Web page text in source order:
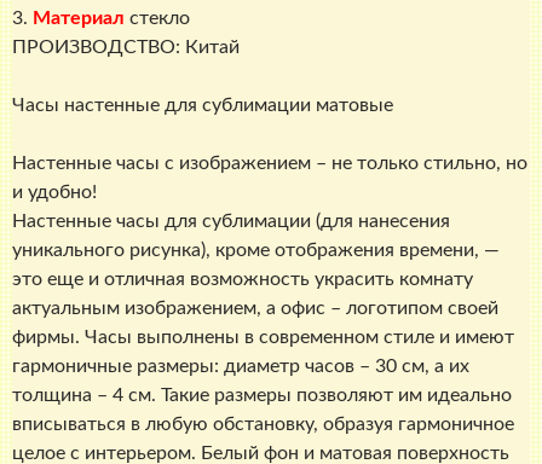
3. Материал стекло
ПРОИЗВОДСТВО: Китай
Часы настенные для сублимации матовые
Настенные часы с изображением – не только стильно, но
и удобно!
Настенные часы для сублимации (для нанесения
уникального рисунка), кроме отображения времени, —
это еще и отличная возможность украсить комнату
актуальным изображением, а офис – логотипом своей
фирмы. Часы выполнены в современном стиле и имеют
гармоничные размеры: диаметр часов – 30 см, а их
толщина – 4 см. Такие размеры позволяют им идеально
вписываться в любую обстановку, образуя гармоничное
целое с интерьером. Белый фон и матовая поверхность